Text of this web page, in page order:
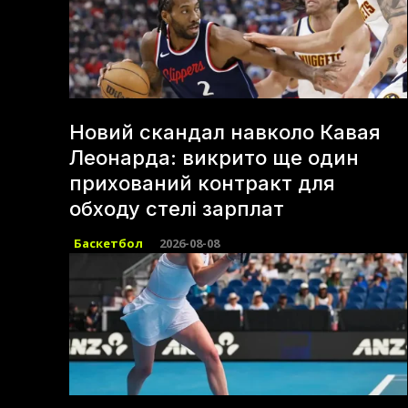
Новий скандал навколо Кавая
Леонарда: викрито ще один
прихований контракт для
обходу стелі зарплат
Баскетбол 2026-08-08